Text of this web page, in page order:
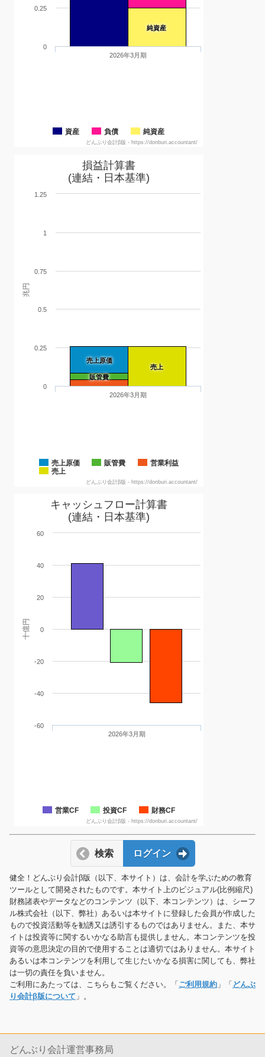
純資産
資産 負債 純資産
2026年3月期
0
0.25
どんぶり会計β版 - https://donburi.accountant/
兆円
損益計算書
(連結・日本基準)
売上原価
販管費
売上
売上原価 販管費
営業利益
売上
2026年3月期
0
0.25
0.5
0.75
1
1.25
どんぶり会計β版 - https://donburi.accountant/
十億円
キャッシュフロー計算書
(連結・日本基準)
営業CF 投資CF 財務CF
2026年3月期
0
-60
-40
-20
20
40
60
どんぶり会計β版 - https://donburi.accountant/
検索 ログイン
健全！どんぶり会計β版（以下、本サイト）は、会計を学ぶための教育
ツールとして開発されたものです。本サイト上のビジュアル(比例縮尺)
財務諸表やデータなどのコンテンツ（以下、本コンテンツ）は、シーフ
ル株式会社（以下、弊社）あるいは本サイトに登録した会員が作成した
もので投資活動等を勧誘又は誘引するものではありません。また、本サ
イトは投資等に関するいかなる助言も提供しません。本コンテンツを投
資等の意思決定の目的で使用することは適切ではありません。本サイト
あるいは本コンテンツを利用して生じたいかなる損害に関しても、弊社
は一切の責任を負いません。
ご利用にあたっては、こちらもご覧ください。「 ご利用規約 」「 どんぶ
り会計β版について 」。
どんぶり会計運営事務局